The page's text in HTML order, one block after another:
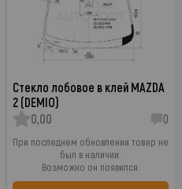
Стекло лобовое в клей MAZDA
2 (DEMIO)
0,00
0
При последнем обновлении товар не
был в наличии.
Возможно он появился.